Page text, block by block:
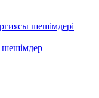
шешімдері
шешімдер